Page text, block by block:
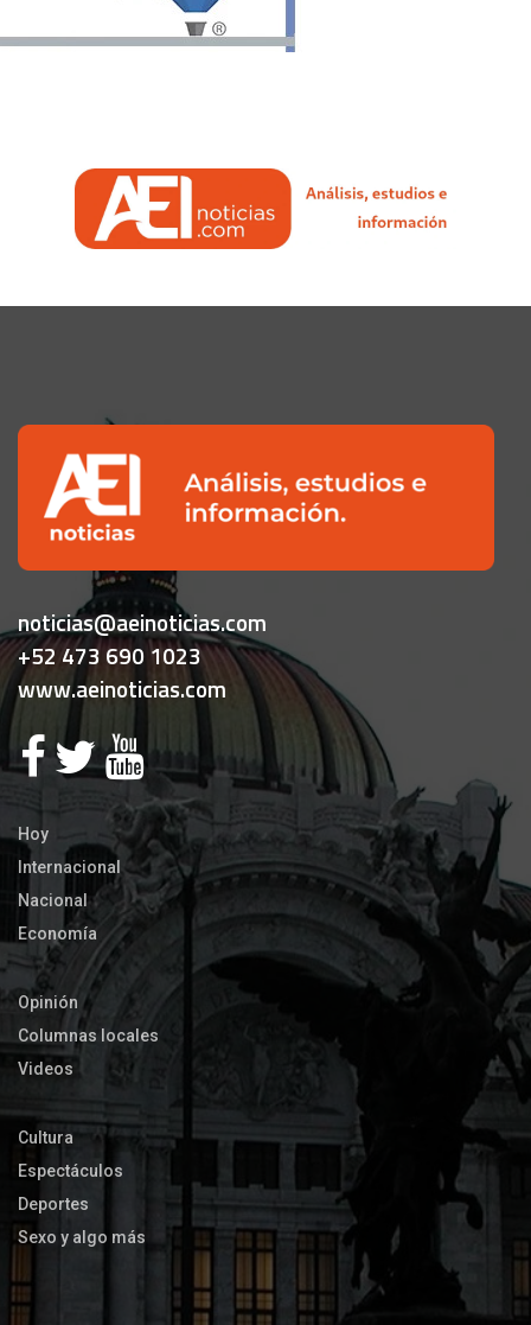
noticias@aeinoticias.com
+52 473 690 1023
www.aeinoticias.com
Hoy
Internacional
Nacional
Economía
Opinión
Columnas locales
Videos
Cultura
Espectáculos
Deportes
Sexo y algo más